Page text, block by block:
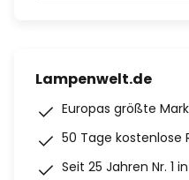
Lampenwelt.de
Europas größte
50 Tage kostenlose
Seit 25 Jahren Nr. 1